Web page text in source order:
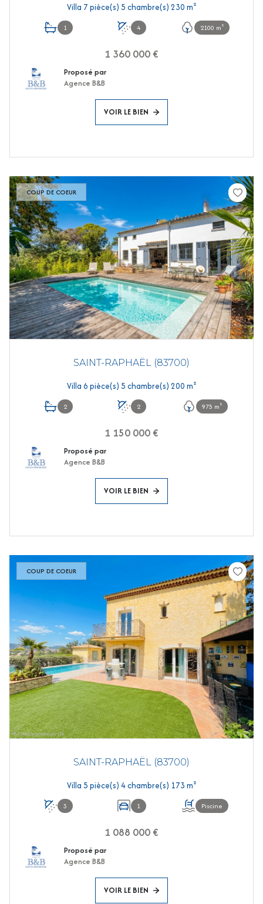
Villa 7 pièce(s) 5 chambre(s) 230 m²
1 4 2100 m²
1 360 000 €
Proposé par
Agence B&B
VOIR LE BIEN
COUP DE COEUR
SAINT-RAPHAËL (83700)
Villa 6 pièce(s) 5 chambre(s) 200 m²
2 2 975 m²
1 150 000 €
Proposé par
Agence B&B
VOIR LE BIEN
COUP DE COEUR
SAINT-RAPHAËL (83700)
Villa 5 pièce(s) 4 chambre(s) 173 m²
3 1 Piscine
1 088 000 €
Proposé par
Agence B&B
VOIR LE BIEN